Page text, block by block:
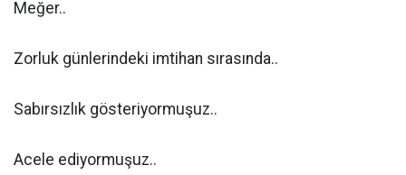
Meğer..
Zorluk günlerindeki imtihan sırasında..
Sabırsızlık gösteriyormuşuz..
Acele ediyormuşuz..